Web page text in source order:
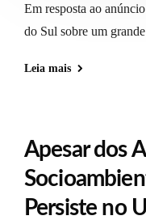
Em resposta ao
do Sul sobre um
Leia mais
Apesar dos
Persiste no